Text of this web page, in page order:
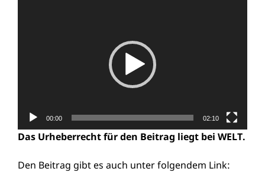
00:00 02:10
Das Urheberrecht für den Beitrag liegt bei WELT.
Den Beitrag gibt es auch unter folgendem Link: